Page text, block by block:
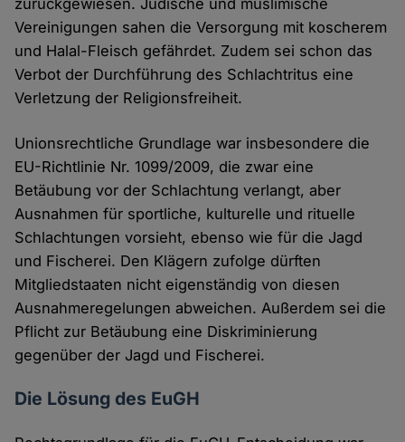
zurückgewiesen. Jüdische und muslimische
Vereinigungen sahen die Versorgung mit koscherem
und Halal-Fleisch gefährdet. Zudem sei schon das
Verbot der Durchführung des Schlachtritus eine
Verletzung der Religionsfreiheit.
Unionsrechtliche Grundlage war insbesondere die
EU-Richtlinie Nr. 1099/2009, die zwar eine
Betäubung vor der Schlachtung verlangt, aber
Ausnahmen für sportliche, kulturelle und rituelle
Schlachtungen vorsieht, ebenso wie für die Jagd
und Fischerei. Den Klägern zufolge dürften
Mitgliedstaaten nicht eigenständig von diesen
Ausnahmeregelungen abweichen. Außerdem sei die
Pflicht zur Betäubung eine Diskriminierung
gegenüber der Jagd und Fischerei.
Die Lösung des EuGH